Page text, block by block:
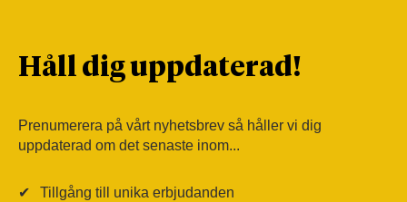
Håll dig uppdaterad!
Prenumerera på vårt nyhetsbrev så håller vi dig
uppdaterad om det senaste inom...
✔ Tillgång till unika erbjudanden